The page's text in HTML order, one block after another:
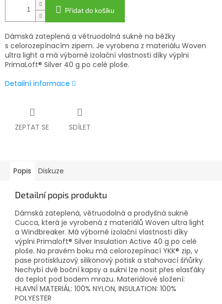
Přidat do košíku
Dámská zateplená a větruodolná sukně na běžky
s celorozepínacím zipem. Je vyrobena z materiálu Woven
ultra light a má výborné izolační vlastnosti díky výplni
PrimaLoft® Silver 40 g po celé ploše.
Detailní informace
ZEPTAT SE SDÍLET
Popis Diskuze
Detailní popis produktu
Dámská zateplená, větruodolná a prodyšná sukně
Cucca, která je vyrobená z materiálů Woven ultra light
a Windbreaker. Má výborné izolační vlastnosti díky
výplni Primaloft® Silver Insulation Active 40 g po celé
ploše. Na pravém boku má celorozepínací YKK® zip, v
pase protiskluzový silikonový potisk a stahovací šňůrky.
Nechybí dvě boční kapsy a sukni lze nosit přes elasťáky
do teplot pod bodem mrazu. Materiálové složení:
HLAVNÍ MATERIÁL: 100% NYLON, INSULATION: 100%
POLYESTER